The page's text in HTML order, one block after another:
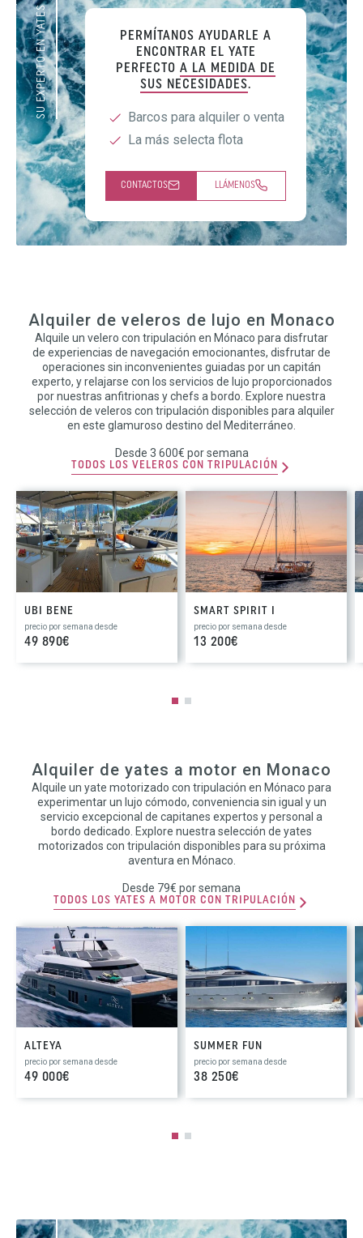
SU EXPERTO EN YATES
PERMÍTANOS AYUDARLE A
ENCONTRAR EL YATE
PERFECTO A LA MEDIDA DE
SUS NECESIDADES.
Barcos para alquiler o venta
La más selecta flota
CONTACTOS LLÁMENOS
Alquiler de veleros de lujo en Monaco
Alquile un velero con tripulación en Mónaco para disfrutar
de experiencias de navegación emocionantes, disfrutar de
operaciones sin inconvenientes guiadas por un capitán
experto, y relajarse con los servicios de lujo proporcionados
por nuestras anfitrionas y chefs a bordo. Explore nuestra
selección de veleros con tripulación disponibles para alquiler
en este glamuroso destino del Mediterráneo.
Desde 3 600€ por semana
TODOS LOS VELEROS CON TRIPULACIÓN
UBI BENE
precio por semana desde
49 890€
SMART SPIRIT I
precio por semana desde
13 200€
Alquiler de yates a motor en Monaco
Alquile un yate motorizado con tripulación en Mónaco para
experimentar un lujo cómodo, conveniencia sin igual y un
servicio excepcional de capitanes expertos y personal a
bordo dedicado. Explore nuestra selección de yates
motorizados con tripulación disponibles para su próxima
aventura en Mónaco.
Desde 79€ por semana
TODOS LOS YATES A MOTOR CON TRIPULACIÓN
ALTEYA
precio por semana desde
49 000€
SUMMER FUN
precio por semana desde
38 250€